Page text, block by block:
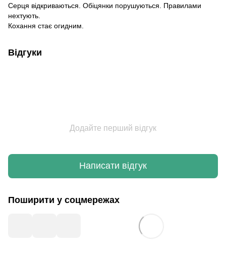
Серця відкриваються. Обіцянки порушуються. Правилами
нехтують.
Кохання стає огидним.
Відгуки
Додайте перший відгук
Написати відгук
Поширити у соцмережах